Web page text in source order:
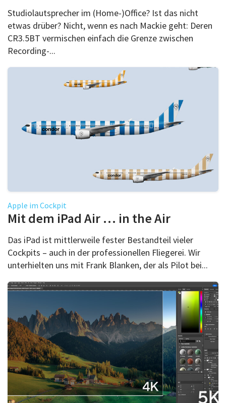
Studiolautsprecher im (Home-)Office? Ist das nicht
etwas drüber? Nicht, wenn es nach Mackie geht: Deren
CR3.5BT vermischen einfach die Grenze zwischen
Recording-...
Apple im Cockpit
Mit dem iPad Air … in the Air
Das iPad ist mittlerweile fester Bestandteil vieler
Cockpits – auch in der professionellen Fliegerei. Wir
unterhielten uns mit Frank Blanken, der als Pilot bei...